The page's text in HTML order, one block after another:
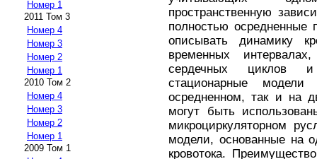
Номер 1
2011 Том 3
Номер 4
Номер 3
Номер 2
Номер 1
2010 Том 2
Номер 4
Номер 3
Номер 2
Номер 1
2009 Том 1
пространственную
полностью осредненные
описывать динамику
временных
сердечных циклов
стационарные
осредненном, так и на
могут быть
микроциркуляторном
модели, основанные на
кровотока.